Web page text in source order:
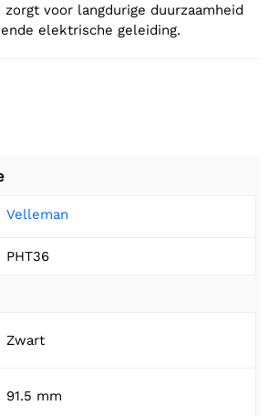
voor langdurige duurzaamheid
elektrische geleiding.
Velleman
PHT36
Zwart
91.5 mm